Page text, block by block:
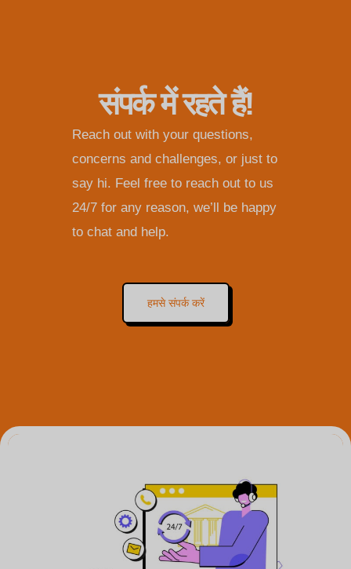
संपर्क में रहते हैं!
Reach out with your questions,
concerns and challenges, or just to
say hi. Feel free to reach out to us
24/7 for any reason, we’ll be happy
to chat and help.
हमसे संपर्क करें